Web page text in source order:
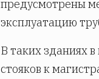
предусмотрены
эксплуатацию
В таких зданиях
стояков к